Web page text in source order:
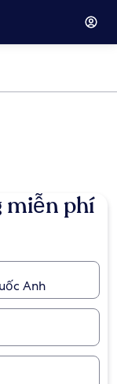
miễn phí
Anh